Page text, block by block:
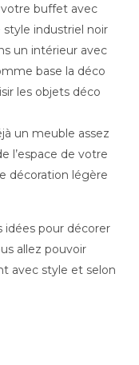
votre buffet avec
industriel noir
un intérieur avec
base la déco
les objets déco
un meuble assez
l’espace de votre
décoration légère
idées pour décorer
allez pouvoir
avec style et selon